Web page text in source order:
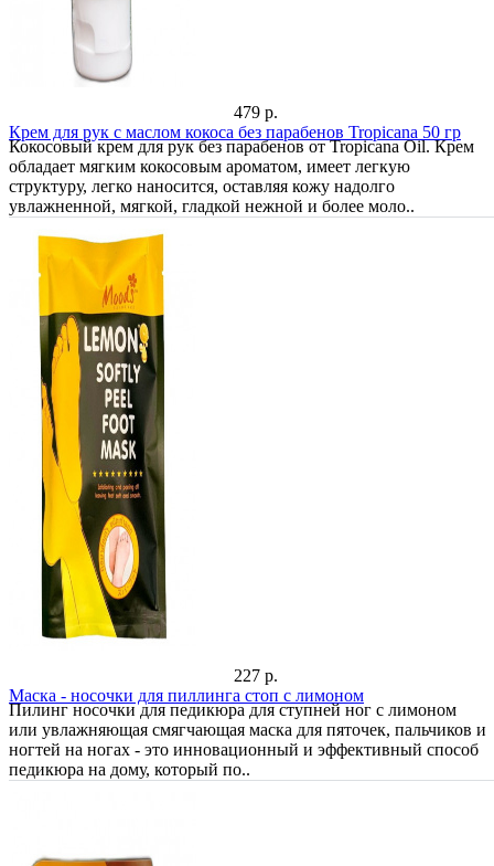
479 р.
Крем для рук с маслом кокоса без парабенов Tropicana 50 гр
Кокосовый крем для рук без парабенов от Tropicana Oil. Крем
обладает мягким кокосовым ароматом, имеет легкую
структуру, легко наносится, оставляя кожу надолго
увлажненной, мягкой, гладкой нежной и более моло..
227 р.
Маска - носочки для пиллинга стоп с лимоном
Пилинг носочки для педикюра для ступней ног с лимоном
или увлажняющая смягчающая маска для пяточек, пальчиков и
ногтей на ногах - это инновационный и эффективный способ
педикюра на дому, который по..